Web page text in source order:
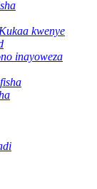
kwenye
inayoweza